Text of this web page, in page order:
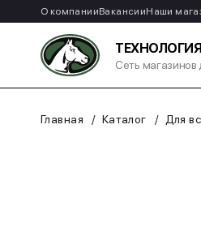
О компанииВакансииНаши
Сеть магазинов
Главная Каталог Для